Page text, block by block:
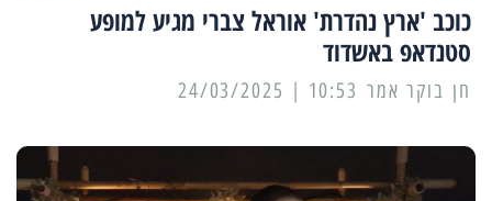
כוכב 'ארץ נהדרת' אוראל צברי מגיע למופע
סטנדאפ באשדוד
10:53 | 24/03/2025